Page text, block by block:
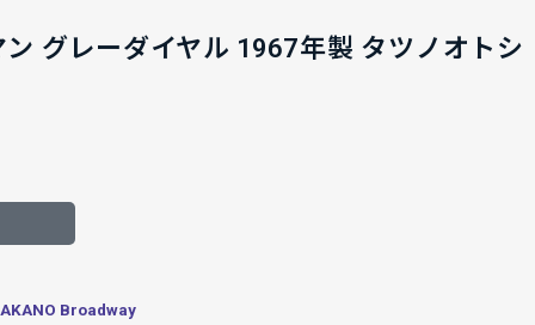
グレーダイヤル 1967年製 タツノオトシ
Broadway